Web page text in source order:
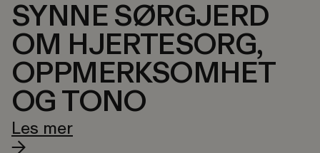
SYNNE SØRGJERD
OM HJERTESORG,
OPPMERKSOMHET
OG TONO
Les mer